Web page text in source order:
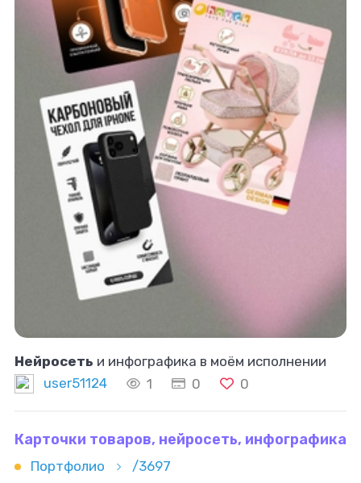
Нейросеть и инфографика в моём исполнении
user51124
1 0 0
Карточки товаров, нейросеть, инфографика
Портфолио /3697